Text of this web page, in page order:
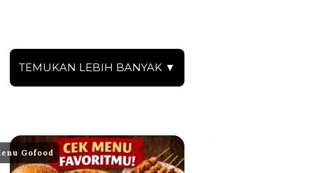
TEMUKAN LEBIH BANYAK ▼
Gofood